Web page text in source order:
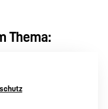
Thema: